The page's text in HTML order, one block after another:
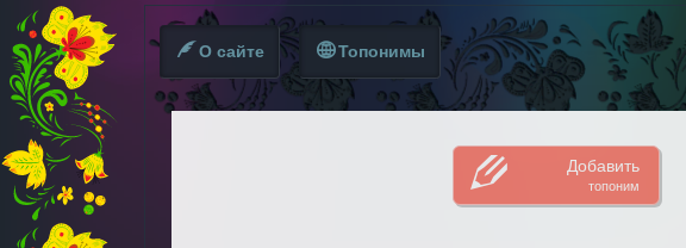
О сайте Топонимы
Добавить
топоним